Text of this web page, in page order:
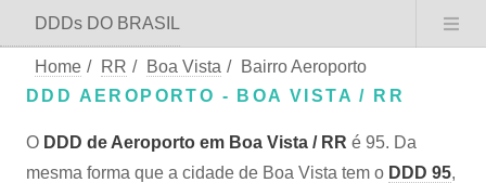
DDDs DO BRASIL
Home / RR / Boa Vista /
Bairro Aeroporto
DDD AEROPORTO - BOA VISTA / RR
O DDD de Aeroporto em Boa Vista / RR é 95. Da
mesma forma que a cidade de Boa Vista tem o DDD 95,